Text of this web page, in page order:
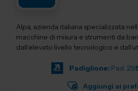
Alpa, azienda italiana specializzata
macchine di misura e strumenti da
dall’elevato livello tecnologico e
Padiglione: Pad. 29
Aggiungi ai